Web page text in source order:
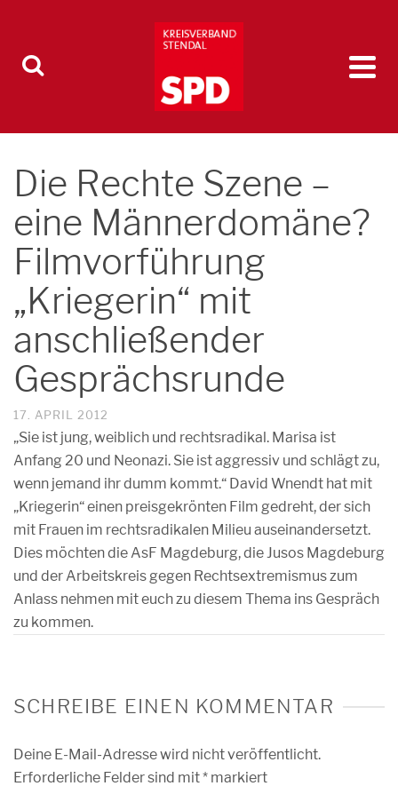
Die Rechte Szene –
eine Männerdomäne?
Filmvorführung
„Kriegerin“ mit
anschließender
Gesprächsrunde
17. APRIL 2012
„Sie ist jung, weiblich und rechtsradikal. Marisa ist
Anfang 20 und Neonazi. Sie ist aggressiv und schlägt zu,
wenn jemand ihr dumm kommt.“ David Wnendt hat mit
„Kriegerin“ einen preisgekrönten Film gedreht, der sich
mit Frauen im rechtsradikalen Milieu auseinandersetzt.
Dies möchten die AsF Magdeburg, die Jusos Magdeburg
und der Arbeitskreis gegen Rechtsextremismus zum
Anlass nehmen mit euch zu diesem Thema ins Gespräch
zu kommen.
SCHREIBE EINEN KOMMENTAR
Deine E-Mail-Adresse wird nicht veröffentlicht.
Erforderliche Felder sind mit* markiert